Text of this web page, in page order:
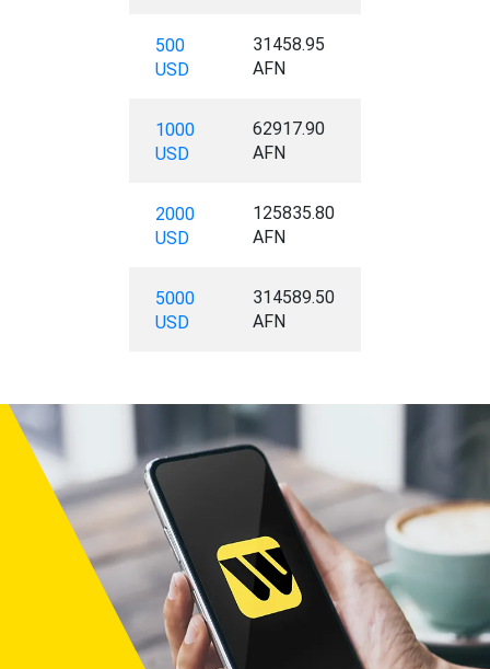
500
USD
31458.95
AFN
1000
USD
62917.90
AFN
2000
USD
125835.80
AFN
5000
USD
314589.50
AFN